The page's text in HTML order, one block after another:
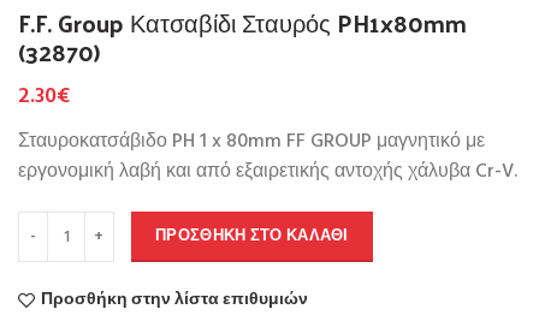
F.F. Group Κατσαβίδι Σταυρός PH1x80mm
(32870)
2.30€
Σταυροκατσάβιδο PH 1 x 80mm FF GROUP μαγνητικό με
εργονομική λαβή και από εξαιρετικής αντοχής χάλυβα Cr-V.
ΠΡΟΣΘΉΚΗ ΣΤΟ ΚΑΛΆΘΙ
Προσθήκη στην λίστα επιθυμιών